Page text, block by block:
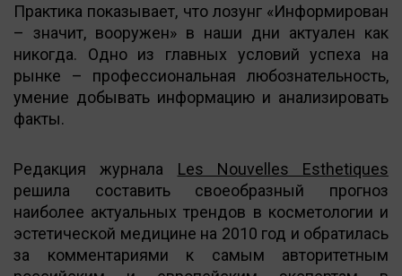
Практика показывает, что лозунг «Информирован
– значит, вооружен» в наши дни актуален как
никогда. Одно из главных условий успеха на
рынке – профессиональная любознательность,
умение добывать информацию и анализировать
факты.
Редакция журнала Les Nouvelles Esthetiques
решила составить своеобразный прогноз
наиболее актуальных трендов в косметологии и
эстетической медицине на 2010 год и обратилась
за комментариями к самым авторитетным